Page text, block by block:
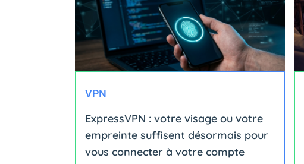
VPN
ExpressVPN : votre visage ou votre
empreinte suffisent désormais pour
vous connecter à votre compte